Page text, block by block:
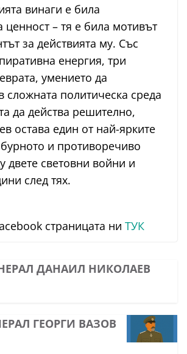
винаги е била
ценност – тя е била мотивът
за действията му. Със
енергия, три
умението да
сложната политическа среда
да действа решително,
остава един от най-ярките
и противоречиво
двете световни войни и
след тях.
страницата ни ТУК
ДАНАИЛ НИКОЛАЕВ
ГЕОРГИ ВАЗОВ